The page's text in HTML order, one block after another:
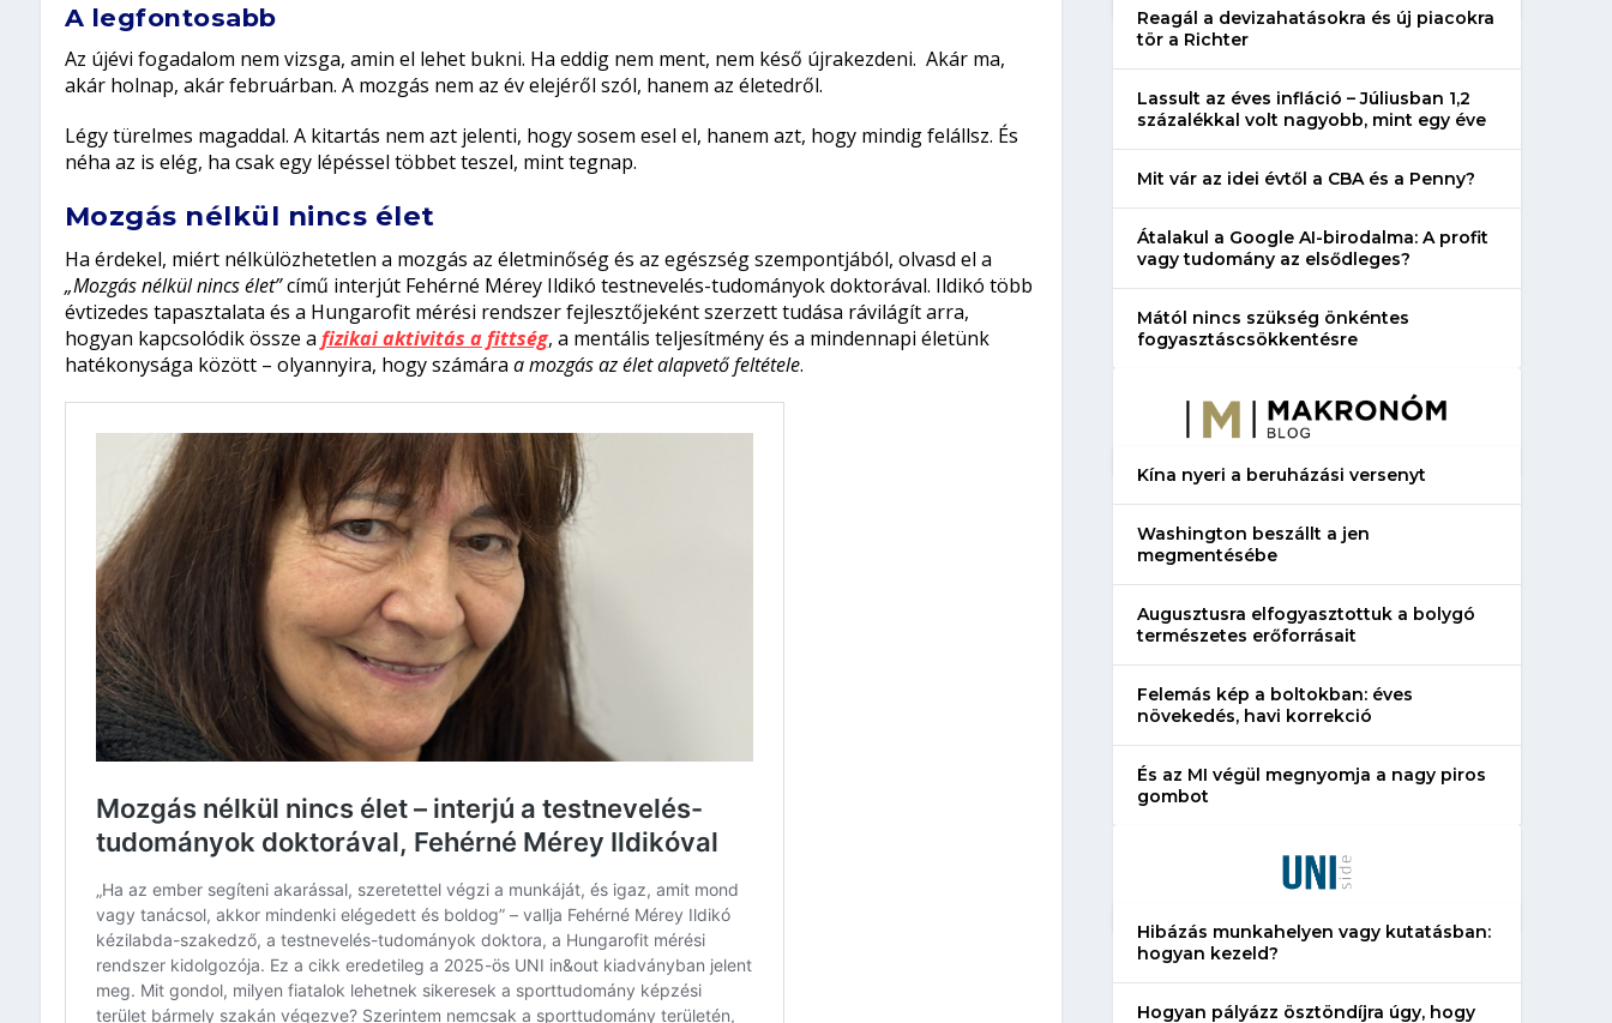
A legfontosabb
Az újévi fogadalom nem vizsga, amin el lehet bukni. Ha eddig nem ment, nem késő újrakezdeni. Akár ma,
akár holnap, akár februárban. A mozgás nem az év elejéről szól, hanem az életedről.
Légy türelmes magaddal. A kitartás nem azt jelenti, hogy sosem esel el, hanem azt, hogy mindig felállsz. És
néha az is elég, ha csak egy lépéssel többet teszel, mint tegnap.
Mozgás nélkül nincs élet
Ha érdekel, miért nélkülözhetetlen a mozgás az életminőség és az egészség szempontjából, olvasd el a
„Mozgás nélkül nincs élet”című interjút Fehérné Mérey Ildikó testnevelés-tudományok doktorával. Ildikó több
évtizedes tapasztalata és a Hungarofit mérési rendszer fejlesztőjeként szerzett tudása rávilágít arra,
hogyan kapcsolódik össze a fizikai aktivitás a fittség, a mentális teljesítmény és a mindennapi életünk
hatékonysága között – olyannyira, hogy számára a mozgás az élet alapvető feltétele.
Reagál a devizahatásokra és új piacokra
tör a Richter
Lassult az éves infláció – Júliusban 1,2
százalékkal volt nagyobb, mint egy éve
Mit vár az idei évtől a CBA és a Penny?
Átalakul a Google AI-birodalma: A profit
vagy tudomány az elsődleges?
Mától nincs szükség önkéntes
fogyasztáscsökkentésre
Kína nyeri a beruházási versenyt
Washington beszállt a jen
megmentésébe
Augusztusra elfogyasztottuk a bolygó
természetes erőforrásait
Felemás kép a boltokban: éves
növekedés, havi korrekció
És az MI végül megnyomja a nagy piros
gombot
Hibázás munkahelyen vagy kutatásban:
hogyan kezeld?
Hogyan pályázz ösztöndíjra úgy, hogy